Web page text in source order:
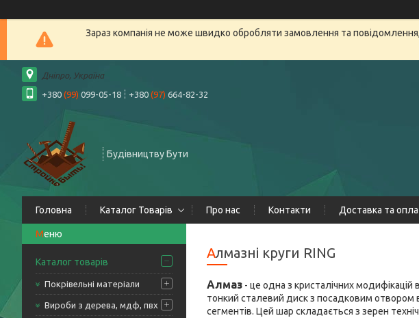
Зараз компанія не може швидко обробляти замовлення та
Дніпро, Україна
+380 (99) 099-05-18 +380 (97) 664-82-32
Будівництву Бути
Головна Каталог Товарів Про нас Контакти Доставка та
Каталог товарів
Покрівельні матеріали
Вироби з дерева, мдф, пвх
Алмазні круги RING
Алмаз - це одна з кристалічних модифікацій
тонкий сталевий диск з посадковим отвором
сегментів. Цей шар складається з зерен